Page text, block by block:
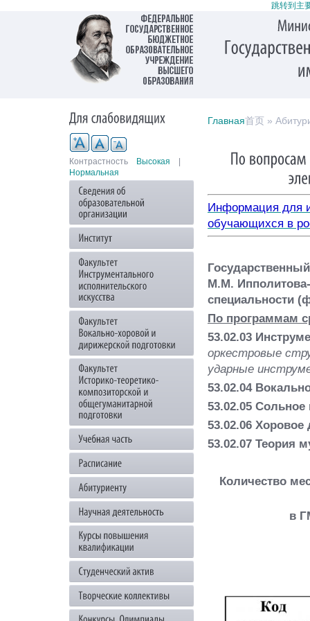
跳转到主
Контрастность Высокая
Нормальная
Главная首页 »
Информация для
обучающихся в
М.М.
специальности
По программам
53.02.03
оркестровые
ударные
53.02.04
53.02.05
53.02.06
53.02.07 Теория
Количество
в